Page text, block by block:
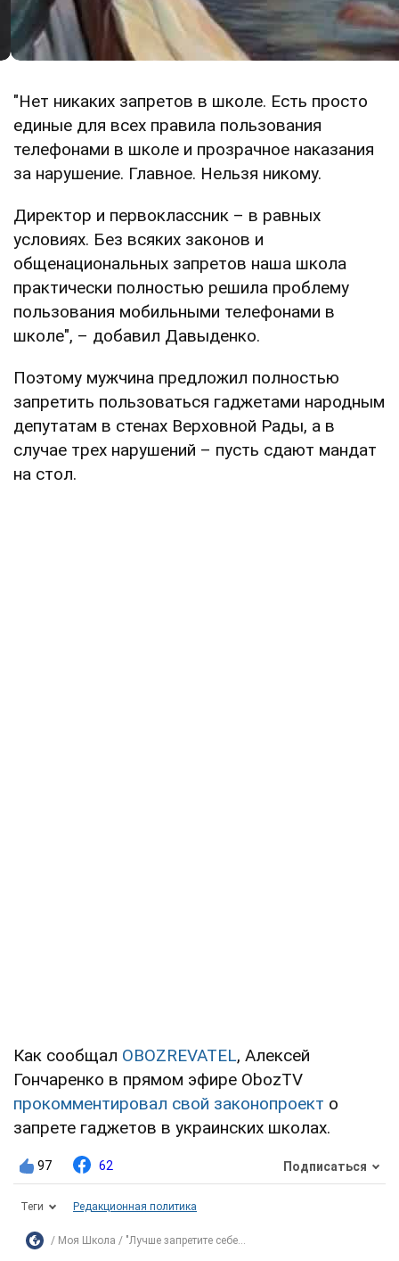
"Нет никаких запретов в школе. Есть просто
единые для всех правила пользования
телефонами в школе и прозрачное наказания
за нарушение. Главное. Нельзя никому.
Директор и первоклассник – в равных
условиях. Без всяких законов и
общенациональных запретов наша школа
практически полностью решила проблему
пользования мобильными телефонами в
школе", – добавил Давыденко.
Поэтому мужчина предложил полностью
запретить пользоваться гаджетами народным
депутатам в стенах Верховной Рады, а в
случае трех нарушений – пусть сдают мандат
на стол.
Как сообщал OBOZREVATEL, Алексей
Гончаренко в прямом эфире ObozTV
прокомментировал свой законопроект о
запрете гаджетов в украинских школах.
97 62 Подписаться
Теги Редакционная политика
Моя Школа "Лучше запретите себе...